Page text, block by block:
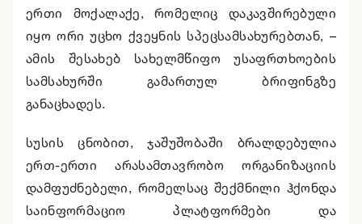
ერთი მოქალაქე, რომელიც დაკავშირებული
იყო ორი უცხო ქვეყნის სპეცსამსახურებთან, –
ამის შესახებ სახელმწიფო უსაფრთხოების
სამსახურში გამართულ ბრიფინგზე
განაცხადეს.
სუსის ცნობით, ჯაშუშობაში ბრალდებულია
ერთ-ერთი არასამთავრობო ორგანიზაციის
დამფუძნებელი, რომელსაც შექმნილი ჰქონდა
საინფორმაციო პლატფორმები და